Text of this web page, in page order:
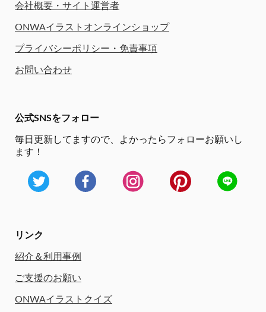
会社概要・サイト運営者
ONWAイラストオンラインショップ
プライバシーポリシー・免責事項
お問い合わせ
公式SNSをフォロー
毎日更新してますので、
よかったらフォローお願いし
ます！
リンク
紹介＆利用事例
ご支援のお願い
ONWAイラストクイズ